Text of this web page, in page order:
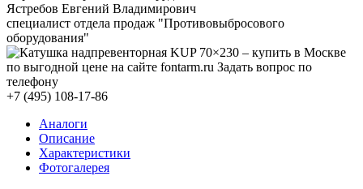
Ястребов Евгений Владимирович
специалист отдела продаж "Противовыбросового
оборудования"
+7 (495) 108-17-86
Аналоги
Описание
Характеристики
Фотогалерея